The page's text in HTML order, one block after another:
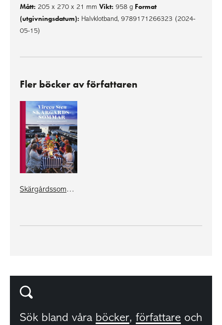
Mått: 205 x 270 x 21 mm Vikt: 958 g Format
(utgivningsdatum): Halvklotband, 9789171266323 (2024-
05-15)
Fler böcker av författaren
Skärgårdssommar - matbok från havsbandet
Sök bland våra böcker, författare och